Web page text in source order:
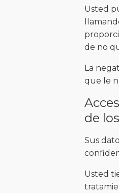
Usted
de no
La
que le
de
Sus
Usted